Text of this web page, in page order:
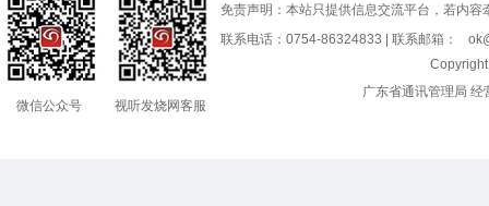
微信公众号 视听发烧网客服
免责声明：本站只提供信息交流平台，若内
联系电话：0754-86324833 | 联系邮箱：
广东省通讯管理局 经